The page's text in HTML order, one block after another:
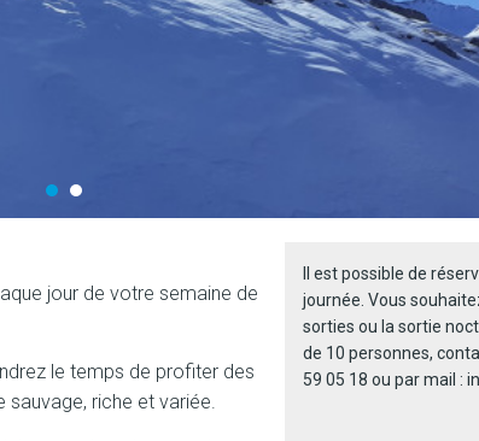
jour de votre semaine de
le temps de profiter des
sauvage, riche et variée.
Il est possible de
journée. Vous
sorties ou la sortie
de 10 personnes,
59 05 18 ou par mail :